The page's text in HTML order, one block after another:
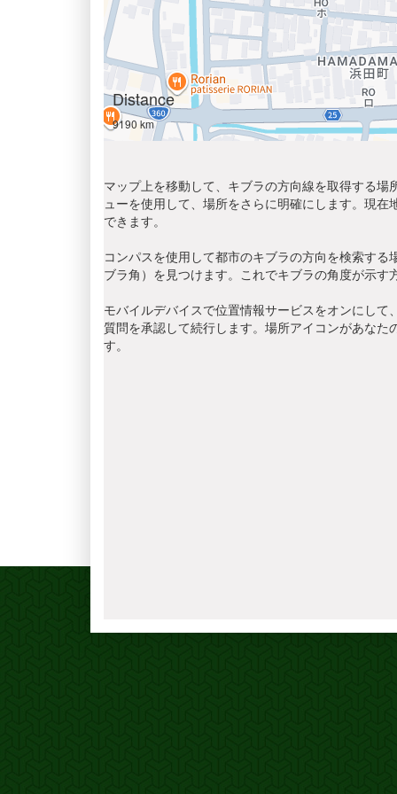
Distance
9190 km
マップ上を移動して、キブラの方向線を取得する
ューを使用して、場所をさらに明確にします。現
できます。
コンパスを使用して都市のキブラの方向を検索す
ブラ角）を見つけます。これでキブラの角度が示す
モバイルデバイスで位置情報サービスをオンにし
質問を承認して続行します。場所アイコンがあな
す。